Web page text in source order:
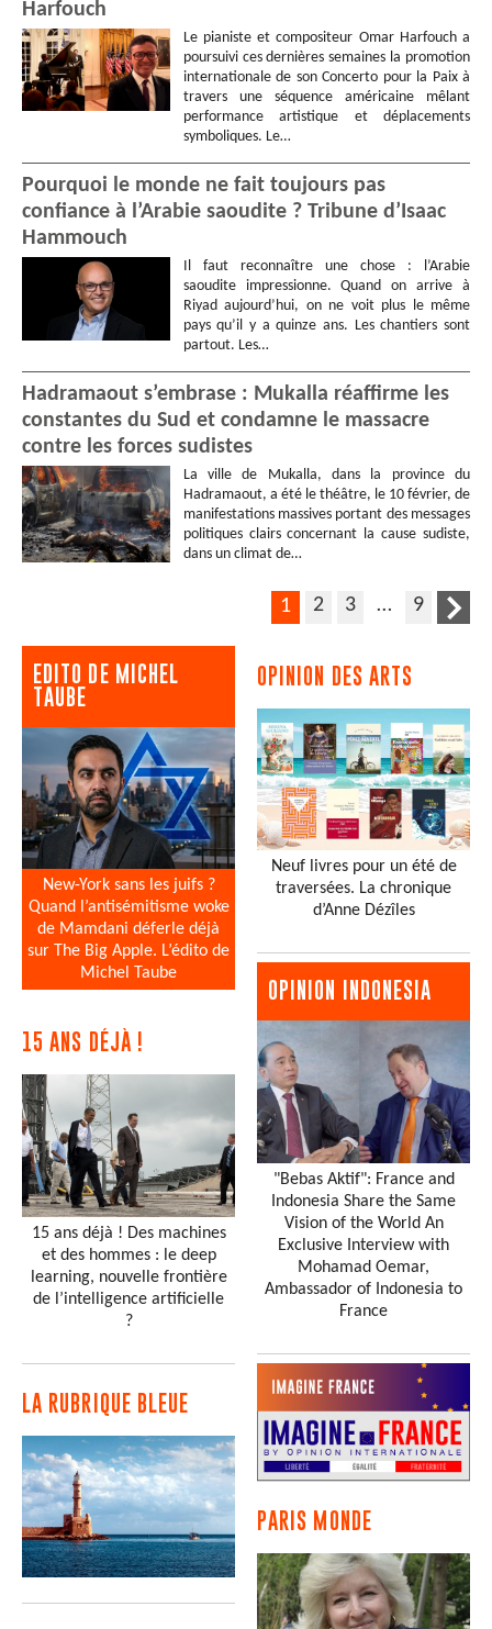
Harfouch
Le pianiste et compositeur Omar Harfouch a
poursuivi ces dernières semaines la promotion
internationale de son Concerto pour la Paix à
travers une séquence américaine mêlant
performance artistique et déplacements
symboliques. Le…
Pourquoi le monde ne fait toujours pas
confiance à l’Arabie saoudite ? Tribune d’Isaac
Hammouch
Il faut reconnaître une chose : l’Arabie
saoudite impressionne. Quand on arrive à
Riyad aujourd’hui, on ne voit plus le même
pays qu’il y a quinze ans. Les chantiers sont
partout. Les…
Hadramaout s’embrase : Mukalla réaffirme les
constantes du Sud et condamne le massacre
contre les forces sudistes
La ville de Mukalla, dans la province du
Hadramaout, a été le théâtre, le 10 février, de
manifestations massives portant des messages
politiques clairs concernant la cause sudiste,
dans un climat de…
1 2 3 … 9
EDITO DE MICHEL
TAUBE
New-York sans les juifs ?
Quand l’antisémitisme woke
de Mamdani déferle déjà
sur The Big Apple. L’édito de
Michel Taube
15 ANS DÉJÀ !
15 ans déjà ! Des machines
et des hommes : le deep
learning, nouvelle frontière
de l’intelligence artificielle
?
LA RUBRIQUE BLEUE
OPINION DES ARTS
Neuf livres pour un été de
traversées. La chronique
d’Anne Dézîles
OPINION INDONESIA
"Bebas Aktif": France and
Indonesia Share the Same
Vision of the World An
Exclusive Interview with
Mohamad Oemar,
Ambassador of Indonesia to
France
PARIS MONDE